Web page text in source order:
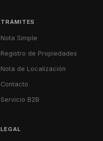
TRÁMITES
Nota Simple
Registro de Propiedades
Nota de Localización
Contacto
Servicio B2B
LEGAL